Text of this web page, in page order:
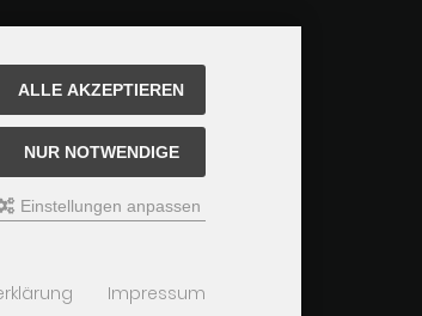
ALLE AKZEPTIEREN
NUR NOTWENDIGE
Einstellungen anpassen
Impressum